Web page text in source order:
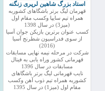
استاد بزرگ شاهین لرپری زنگنه
قهرمان لیگ برتر باشگاهای کشوربه
همراه تیم سایپا وکسب مقام اول
(میز3) در سال 1398
کسب عنوان برترین بازیکن جوان آسیا
از سوی فدراسیون شطرنج آسیا
(2016)
شرکت در مرحله نیمه نهایی مسابقات
قهرمانی کشور وراه یابی به فینال
مسابقات در سال 1396
نایب قهرمانی لیگ برتر باشگاهای
کشوربه همراه تیم ذوب آهن وکسب
مقام اول (میز1) در سال 1395